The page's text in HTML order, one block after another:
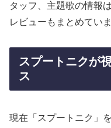
タッフ、主題歌の情報
レビューもまとめていま
スプートニクが
ス
現在「スプートニク」